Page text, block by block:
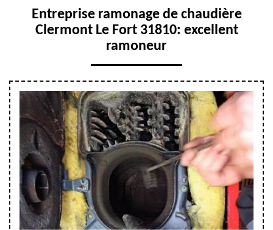
Entreprise ramonage de chaudière
Clermont Le Fort 31810: excellent
ramoneur